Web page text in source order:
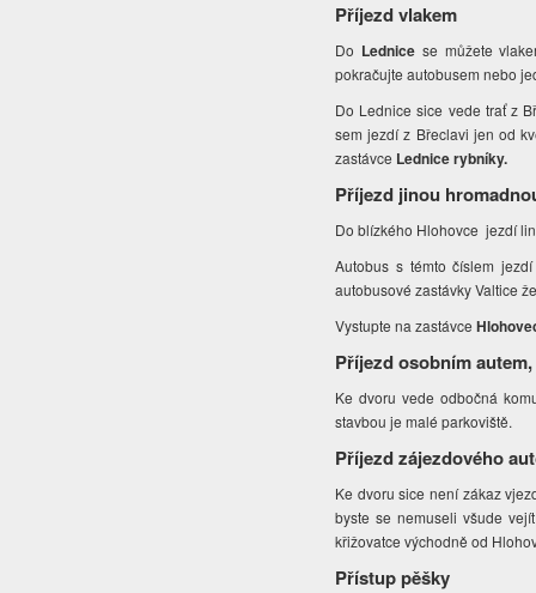
Příjezd vlakem
Do Lednicese můžete
pokračujte autobusem nebo
Do Lednice sice vede trať z
sem jezdí z Břeclavi jen od
zastávce Lednice rybníky.
Příjezd jinou
Do blízkého Hlohovce jezdí
Autobus s témto číslem
autobusové zastávky Valtice
Vystupte na zastávce
Příjezd osobním
Ke dvoru vede odbočná
stavbou je malé parkoviště.
Příjezd zájezdového
Ke dvoru sice není zákaz
byste se nemuseli všude
křižovatce východně od
Přístup pěšky